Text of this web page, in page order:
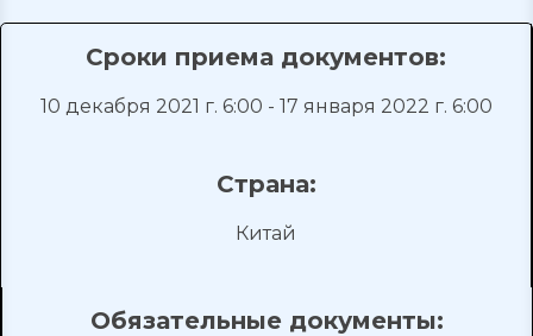
Сроки приема документов:
10 декабря 2021 г. 6:00 - 17 января 2022 г. 6:00
Страна:
Китай
Обязательные документы: